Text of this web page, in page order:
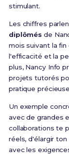
stimulant.
Les chiffres
diplômés de
mois suivant la
l'efficacité et la
plus, Nancy Info
projets tutorés
pratique
Un exemple
avec de grandes
collaborations te
réels, d'élargir
avec les